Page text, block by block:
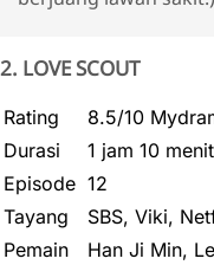
2. LOVE SCOUT
Rating
8.5/10
Durasi
1 jam 10 menit
Episode 12
Tayang
SBS, Viki,
Pemain
Han Ji Min,